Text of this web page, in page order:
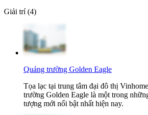
Giải trí (4)
Quảng trường Golden Eagle
Tọa lạc tại trung tâm đại đô thị
trường Golden Eagle là một trong
tượng mới nổi bật nhất hiện nay.